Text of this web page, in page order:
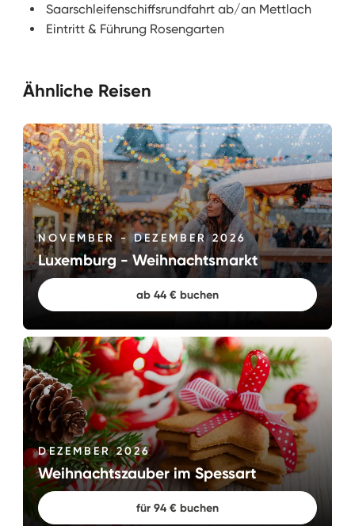
Saarschleifenschiffsrundfahrt ab/an Mettlach
Eintritt & Führung Rosengarten
Ähnliche Reisen
NOVEMBER - DEZEMBER 2026
Luxemburg - Weihnachtsmarkt
ab 44 € buchen
DEZEMBER 2026
Weihnachtszauber im Spessart
für 94 € buchen